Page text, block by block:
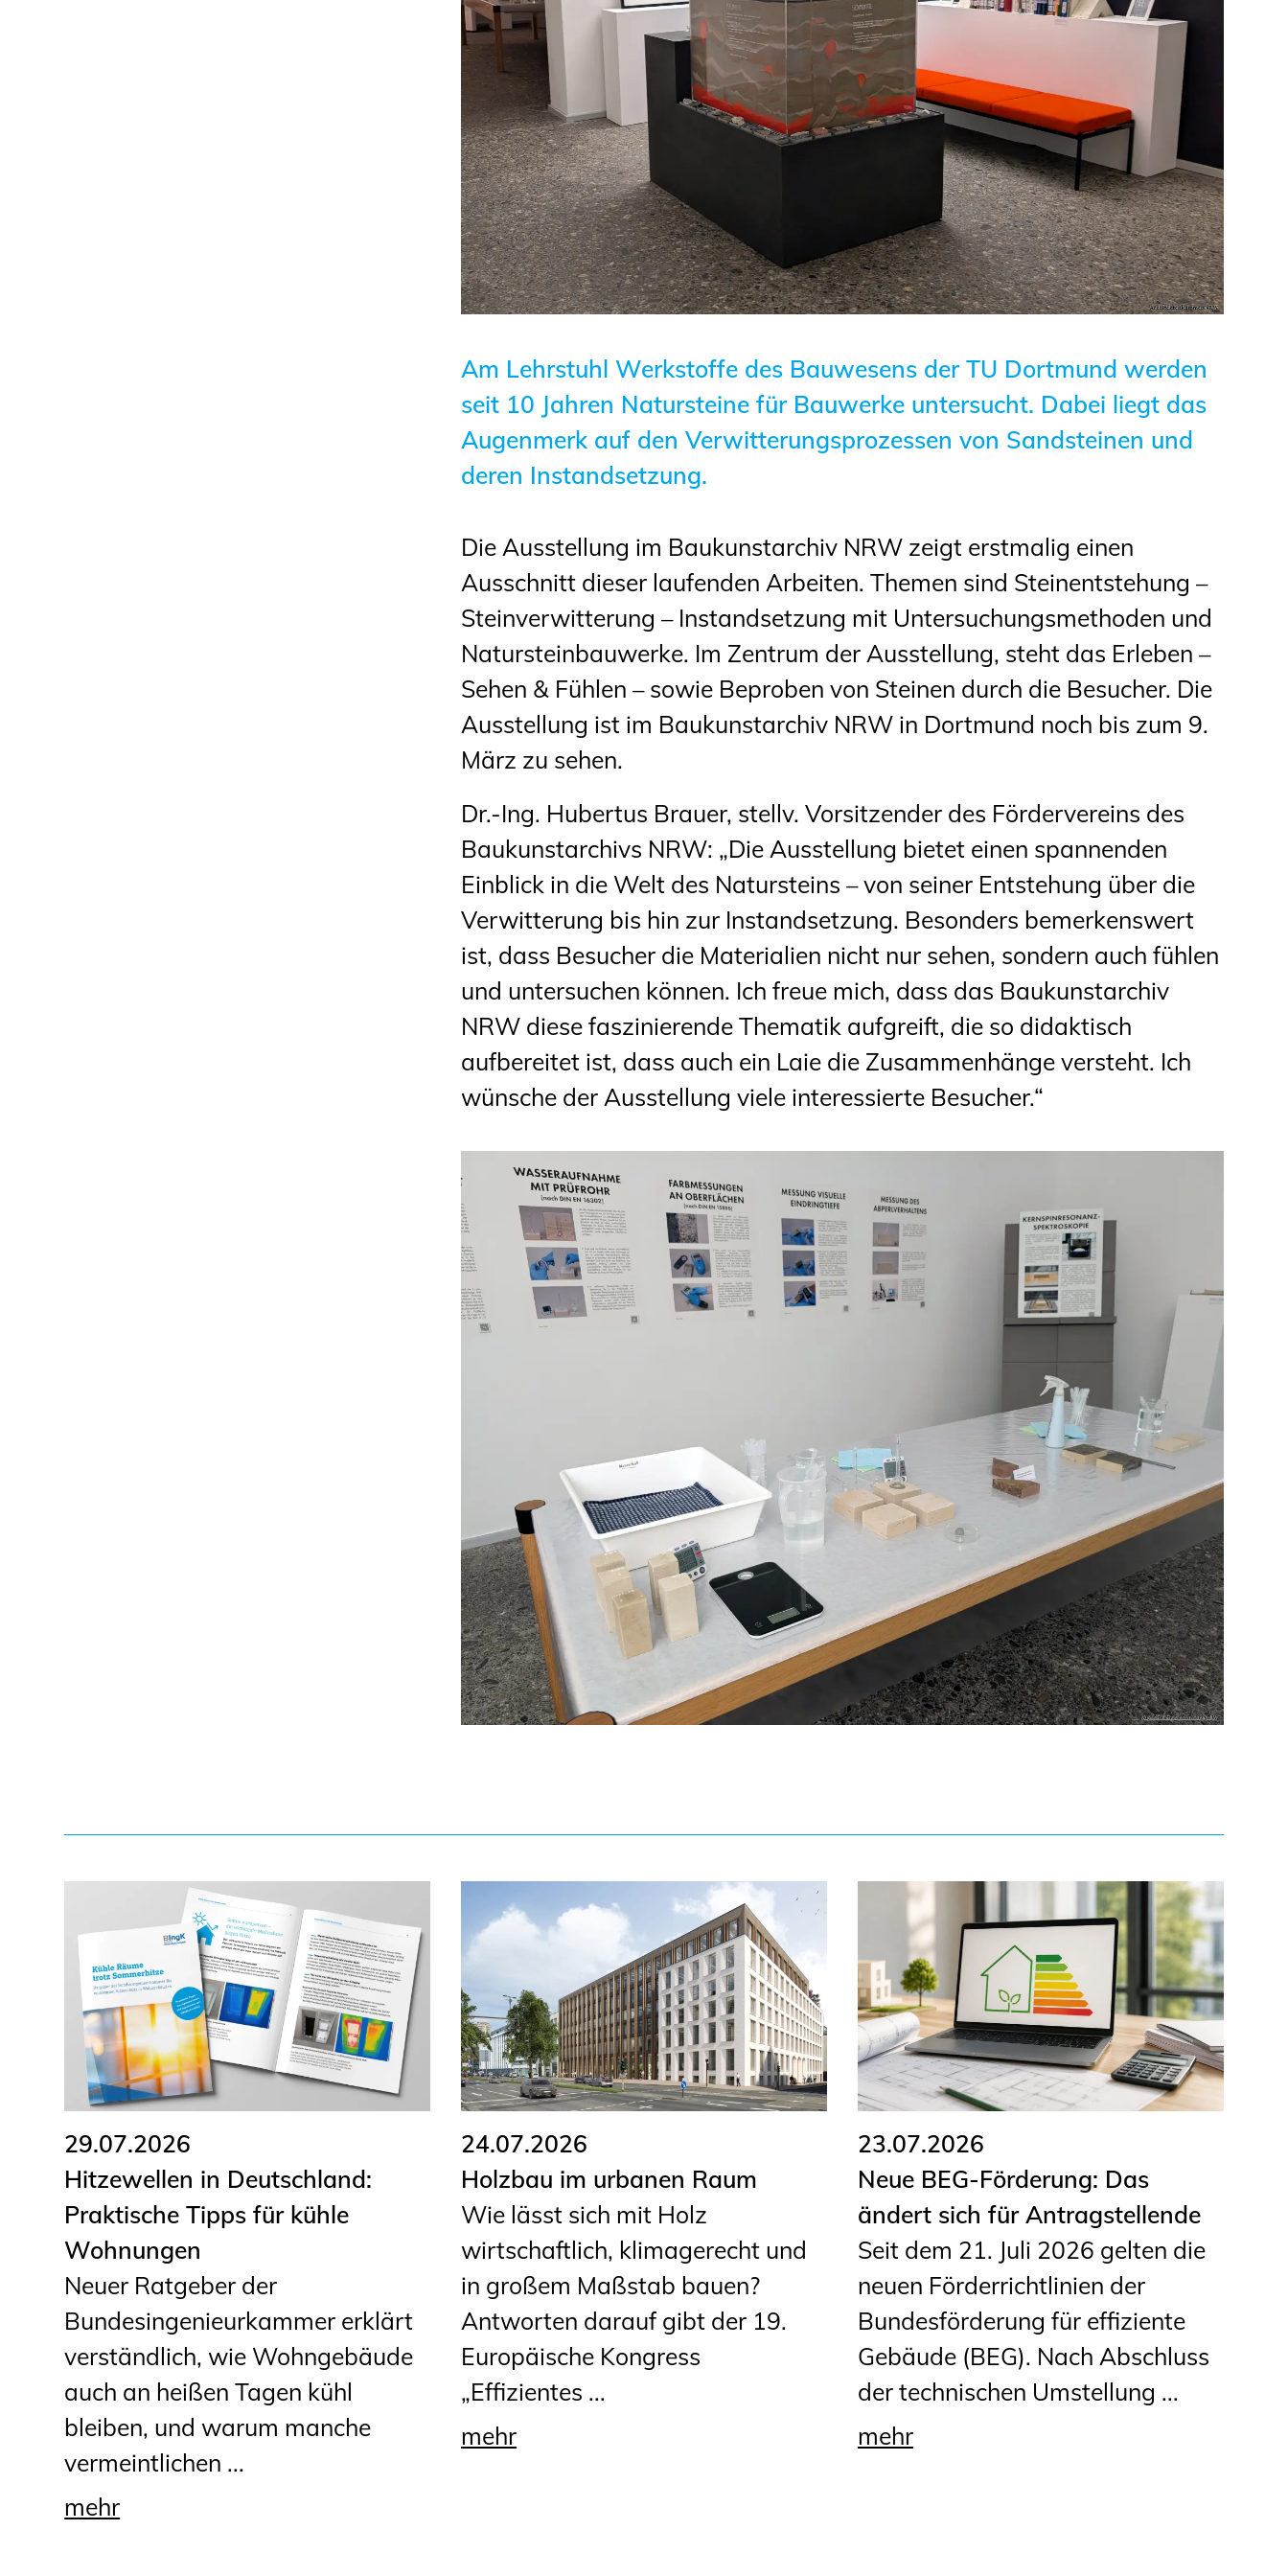
Planungswettbewerbe
Publikationen
Stellenbörse
Staatlich anerkannte
Sachverständige
Öffentlich bestellte und
vereidigte Sachverständige
Prüfsachverständige
innen
Bauvorlageberechtigte
Sachkundige für Zustands- und
Funktionsprüfung privater
Vereinbarungen mit
Ingenieurkammern
Büronachfolge
Zusatzqualifikationen
Studierende
Kammer Newsletter
Presse
Kontakt und Anfahrt
Impressum
Datenschutz
Ingenieurakademie
West
Am Lehrstuhl Werkstoffe des Bauwesens der TU Dortmund werden
seit 10 Jahren Natursteine für Bauwerke untersucht. Dabei liegt das
Augenmerk auf den Verwitterungsprozessen von Sandsteinen und
deren Instandsetzung.
Die Ausstellung im Baukunstarchiv NRW zeigt erstmalig einen
Ausschnitt dieser laufenden Arbeiten. Themen sind Steinentstehung –
Steinverwitterung – Instandsetzung mit Untersuchungsmethoden und
Natursteinbauwerke. Im Zentrum der Ausstellung, steht das Erleben –
Sehen & Fühlen – sowie Beproben von Steinen durch die Besucher. Die
Ausstellung ist im Baukunstarchiv NRW in Dortmund noch bis zum 9.
März zu sehen.
Dr.-Ing. Hubertus Brauer, stellv. Vorsitzender des Fördervereins des
Baukunstarchivs NRW: „Die Ausstellung bietet einen spannenden
Einblick in die Welt des Natursteins – von seiner Entstehung über die
Verwitterung bis hin zur Instandsetzung. Besonders bemerkenswert
ist, dass Besucher die Materialien nicht nur sehen, sondern auch fühlen
und untersuchen können. Ich freue mich, dass das Baukunstarchiv
NRW diese faszinierende Thematik aufgreift, die so didaktisch
aufbereitet ist, dass auch ein Laie die Zusammenhänge versteht. Ich
wünsche der Ausstellung viele interessierte Besucher.“
29.07.2026
Hitzewellen in Deutschland:
Praktische Tipps für kühle
Wohnungen
Neuer Ratgeber der
Bundesingenieurkammer erklärt
verständlich, wie Wohngebäude
auch an heißen Tagen kühl
bleiben, und warum manche
vermeintlichen ...
mehr
24.07.2026
Holzbau im urbanen Raum
Wie lässt sich mit Holz
wirtschaftlich, klimagerecht und
in großem Maßstab bauen?
Antworten darauf gibt der 19.
Europäische Kongress
„Effizientes ...
mehr
23.07.2026
Neue BEG-Förderung: Das
ändert sich für Antragstellende
Seit dem 21. Juli 2026 gelten die
neuen Förderrichtlinien der
Bundesförderung für effiziente
Gebäude (BEG). Nach Abschluss
der technischen Umstellung ...
mehr